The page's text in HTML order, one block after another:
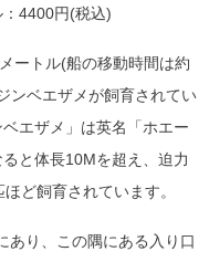
4400円(税込)
ートル(船の移動時間は約
ンベエザメが飼育されてい
エザメ」は英名「ホエー
と体長10Mを超え、迫力
ど飼育されています。
あり、この隅にある入り口